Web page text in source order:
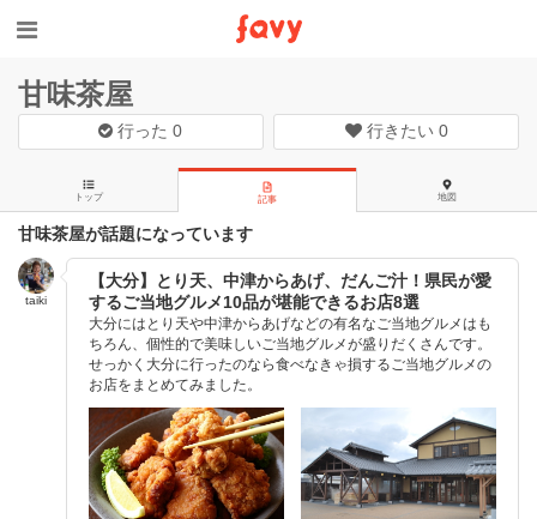
甘味茶屋
行った0 行きたい 0
トップ 記事 地図
甘味茶屋が話題になっています
taiki
【大分】とり天、中津からあげ、だんご汁！県民が愛
するご当地グルメ10品が堪能できるお店8選
大分にはとり天や中津からあげなどの有名なご当地グルメはも
ちろん、個性的で美味しいご当地グルメが盛りだくさんです。
せっかく大分に行ったのなら食べなきゃ損するご当地グルメの
お店をまとめてみました。